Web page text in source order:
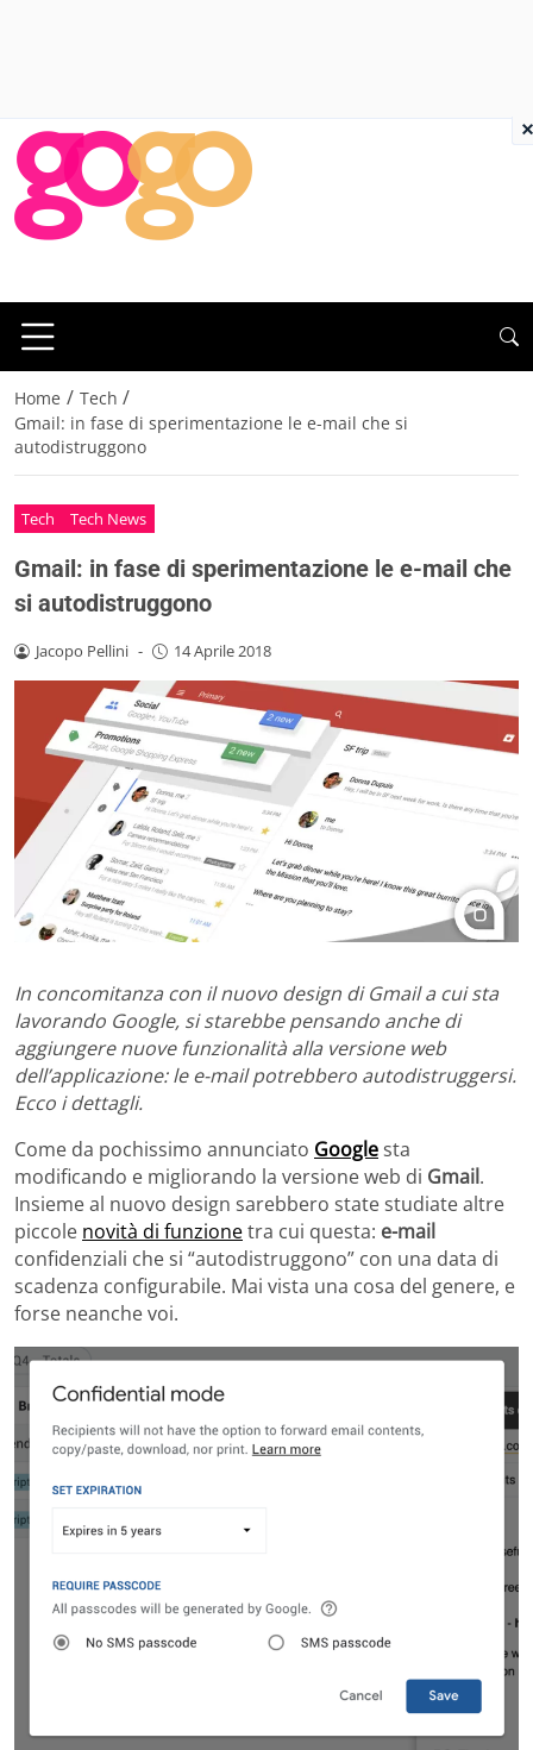
Home / Tech /
Gmail: in fase di sperimentazione le e-mail che si
autodistruggono
Tech Tech News
Gmail: in fase di sperimentazione le e-mail che
si autodistruggono
Jacopo Pellini - 14 Aprile 2018
In concomitanza con il nuovo design di Gmail a cui sta
lavorando Google, si starebbe pensando anche di
aggiungere nuove funzionalità alla versione web
dell’applicazione: le e-mail potrebbero autodistruggersi.
Ecco i dettagli.
Come da pochissimo annunciato Googlesta
modificando e migliorando la versione web di Gmail.
Insieme al nuovo design sarebbero state studiate altre
piccole novità di funzionetra cui questa: e-mail
confidenziali che si “autodistruggono” con una data di
scadenza configurabile. Mai vista una cosa del genere, e
forse neanche voi.
×